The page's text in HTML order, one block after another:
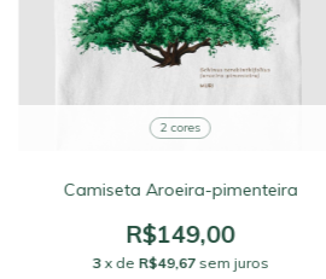
2 cores
Camiseta Aroeira-pimenteira
R$149,00
3 x de R$49,67 sem juros